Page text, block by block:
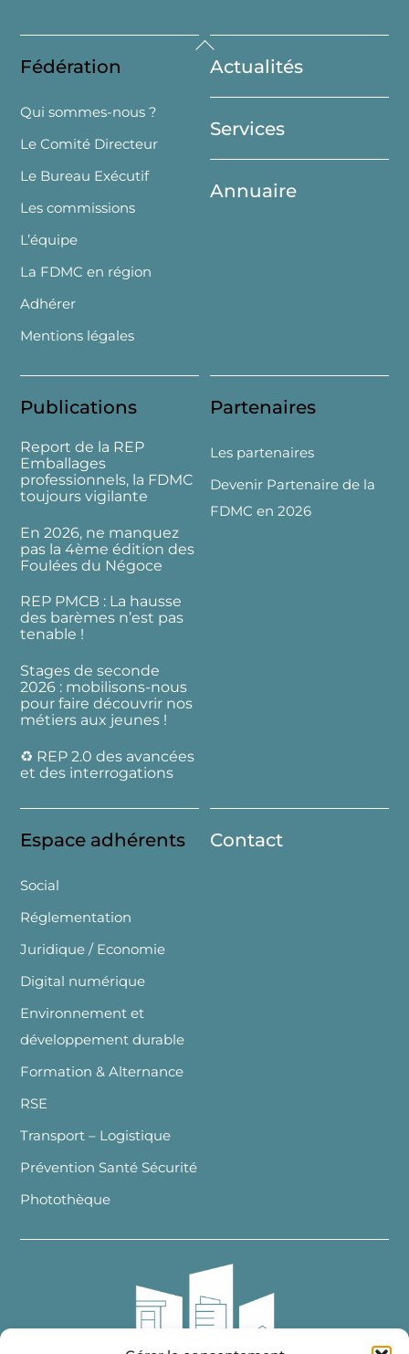
Back
To
Top
Fédération
Qui sommes-nous ?
Le Comité Directeur
Le Bureau Exécutif
Les commissions
L’équipe
La FDMC en région
Adhérer
Mentions légales
Actualités
Services
Annuaire
Publications
Report de la REP
Emballages
professionnels, la FDMC
toujours vigilante
En 2026, ne manquez
pas la 4ème édition des
Foulées du Négoce
REP PMCB : La hausse
des barèmes n’est pas
tenable !
Stages de seconde
2026 : mobilisons-nous
pour faire découvrir nos
métiers aux jeunes !
♻️ REP 2.0 des avancées
et des interrogations
Partenaires
Les partenaires
Devenir Partenaire de la
FDMC en 2026
Espace adhérents
Social
Réglementation
Juridique / Economie
Digital numérique
Environnement et
développement durable
Formation & Alternance
RSE
Transport – Logistique
Prévention Santé Sécurité
Photothèque
Contact